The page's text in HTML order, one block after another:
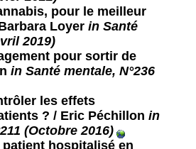
pour le meilleur
Loyer in Santé
2019)
pour sortir de
in Santé mentale, N°236
les effets
? / Eric Péchillon in
(Octobre 2016)
hospitalisé en